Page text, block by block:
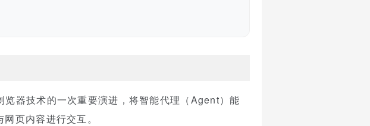
器技术的一次重要演进，将智能代理（Agent）能
页内容进行交互。